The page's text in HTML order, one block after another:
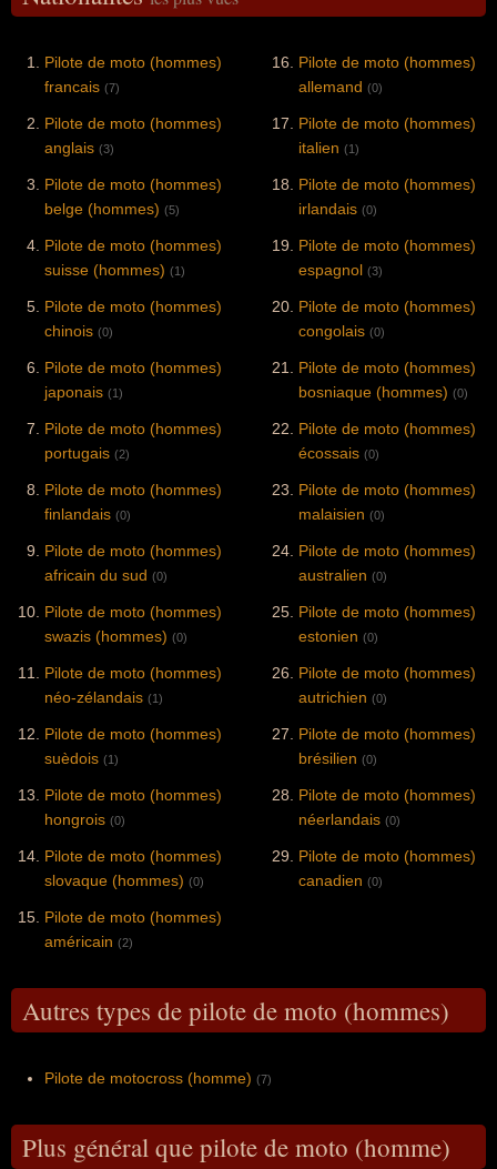
Pilote de moto (hommes)
francais (7)
Pilote de moto (hommes)
anglais (3)
Pilote de moto (hommes)
belge (hommes) (5)
Pilote de moto (hommes)
suisse (hommes) (1)
Pilote de moto (hommes)
chinois (0)
Pilote de moto (hommes)
japonais (1)
Pilote de moto (hommes)
portugais (2)
Pilote de moto (hommes)
finlandais (0)
Pilote de moto (hommes)
africain du sud (0)
Pilote de moto (hommes)
swazis (hommes) (0)
Pilote de moto (hommes)
néo-zélandais (1)
Pilote de moto (hommes)
suèdois (1)
Pilote de moto (hommes)
hongrois (0)
Pilote de moto (hommes)
slovaque (hommes) (0)
Pilote de moto (hommes)
américain (2)
Pilote de moto (hommes)
allemand (0)
Pilote de moto (hommes)
italien (1)
Pilote de moto (hommes)
irlandais (0)
Pilote de moto (hommes)
espagnol (3)
Pilote de moto (hommes)
congolais (0)
Pilote de moto (hommes)
bosniaque (hommes) (0)
Pilote de moto (hommes)
écossais (0)
Pilote de moto (hommes)
malaisien (0)
Pilote de moto (hommes)
australien (0)
Pilote de moto (hommes)
estonien (0)
Pilote de moto (hommes)
autrichien (0)
Pilote de moto (hommes)
brésilien (0)
Pilote de moto (hommes)
néerlandais (0)
Pilote de moto (hommes)
canadien (0)
Autres types de pilote de moto (hommes)
Pilote de motocross (homme) (7)
Plus général que pilote de moto (homme)